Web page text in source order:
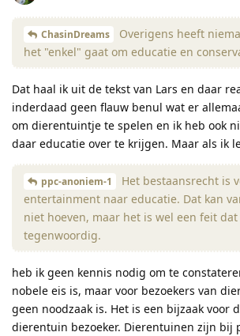
ChasinDreams
Overigens heeft
het "enkel" gaat om educatie en
Dat haal ik uit de tekst van Lars en daar
inderdaad geen flauw benul wat er
om dierentuintje te spelen en ik heb ook
daar educatie over te krijgen. Maar als ik
ppc-anoniem-1
Het bestaansrecht is
entertainment naar educatie. Dat kan
niet hoeven, maar het is wel een feit
tegenwoordig.
heb ik geen kennis nodig om te
nobele eis is, maar voor bezoekers van
geen noodzaak is. Het is een bijzaak voor
dierentuin bezoeker. Dierentuinen zijn bij